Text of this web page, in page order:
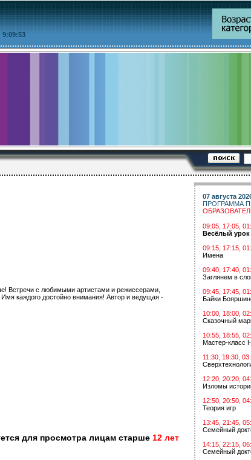
9:09:53
Встречи с любимыми артистами и режиссерами,
каждого достойно внимания! Автор и ведущая -
для просмотра лицам старше 12 лет
07 августа
ПРОГРАММА
09:05, 17:05,
Весёлый урок
09:15, 17:15,
Имена
09:40, 17:40,
Заглянем в
09:45, 17:45,
Байки
10:00, 18:00,
Сказочный
10:55, 18:55,
Мастер-класс
11:30, 19:30,
12:20, 20:20,
Изломы
12:50, 20:50,
Теория игр
13:45, 21:45,
Семейный
14:15, 22:15,
Семейный